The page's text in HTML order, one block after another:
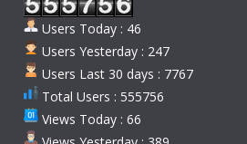
Users Today : 46
Users Yesterday : 247
Users Last 30 days : 7767
Total Users : 555756
Views Today : 66